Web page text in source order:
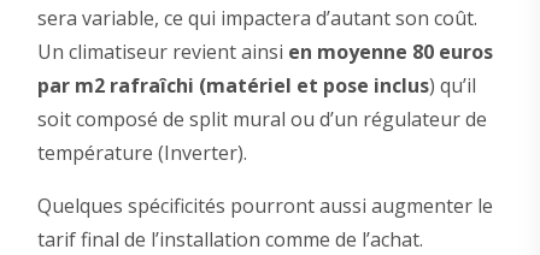
sera variable, ce qui impactera d’autant son coût.
Un climatiseur revient ainsi en moyenne 80 euros
par m2 rafraîchi (matériel et pose inclus) qu’il
soit composé de split mural ou d’un régulateur de
température (Inverter).
Quelques spécificités pourront aussi augmenter le
tarif final de l’installation comme de l’achat.